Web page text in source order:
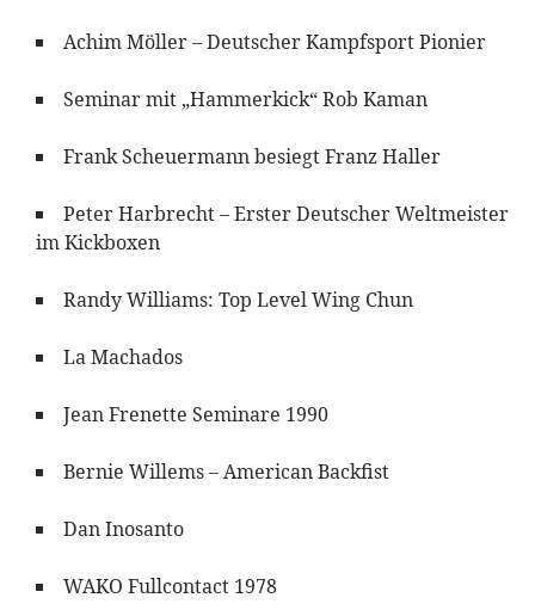
Achim Möller – Deutscher Kampfsport Pionier
Seminar mit „Hammerkick“ Rob Kaman
Frank Scheuermann besiegt Franz Haller
Peter Harbrecht – Erster Deutscher Weltmeister
im Kickboxen
Randy Williams: Top Level Wing Chun
La Machados
Jean Frenette Seminare 1990
Bernie Willems – American Backfist
Dan Inosanto
WAKO Fullcontact 1978